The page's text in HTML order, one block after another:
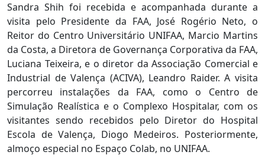
Sandra Shih foi recebida e acompanhada durante a
visita pelo Presidente da FAA, José Rogério Neto, o
Reitor do Centro Universitário UNIFAA, Marcio Martins
da Costa, a Diretora de Governança Corporativa da FAA,
Luciana Teixeira, e o diretor da Associação Comercial e
Industrial de Valença (ACIVA), Leandro Raider. A visita
percorreu instalações da FAA, como o Centro de
Simulação Realística e o Complexo Hospitalar, com os
visitantes sendo recebidos pelo Diretor do Hospital
Escola de Valença, Diogo Medeiros. Posteriormente,
almoço especial no Espaço Colab, no UNIFAA.